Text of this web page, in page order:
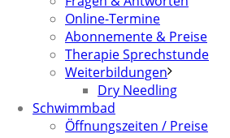
Online-Termine
Abonnemente & Preise
Therapie Sprechstunde
Weiterbildungen
Dry Needling
Schwimmbad
Öffnungszeiten / Preise